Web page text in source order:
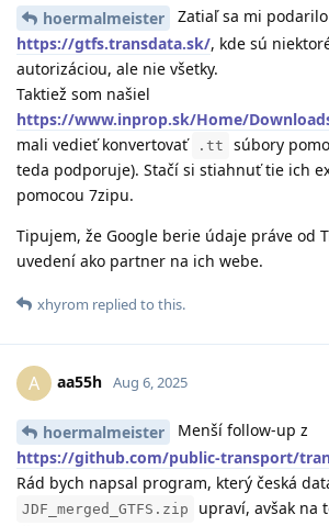
hoermalmeister
Zatiaľ sa mi
https://gtfs.transdata.sk/, kde sú
autorizáciou, ale nie všetky.
Taktiež som našiel
https://www.inprop.sk/Home/
mali vedieť konvertovať
.tt
súbory
teda podporuje). Stačí si stiahnuť tie ich
pomocou 7zipu.
Tipujem, že Google berie údaje práve od
uvedení ako partner na ich webe.
xhyrom replied to this.
A aa55h Aug 6, 2025
hoermalmeister
Menší follow-up z
https://github.com/public-transport/
Rád bych napsal program, který česká
JDF_merged_GTFS.zip
upraví, avšak na